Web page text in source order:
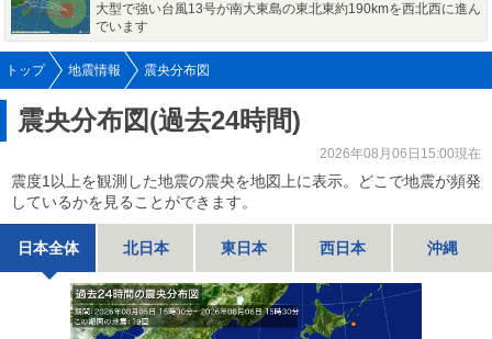
大型で強い台風13号が南大東島の東北東約190kmを西北西に進ん
でいます
トップ 地震情報 震央分布図
震央分布図(過去24時間)
2026年08月06日15:00現在
震度1以上を観測した地震の震央を地図上に表示。どこで地震が頻発
しているかを見ることができます。
日本全体 北日本 東日本 西日本 沖縄